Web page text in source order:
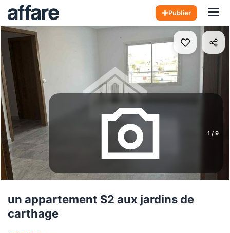
Publier
1 / 9
un appartement S2 aux jardins de
carthage